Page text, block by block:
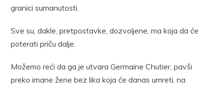
granici sumanutosti.
Sve su, dakle, pretpostavke, dozvoljene, ma koja da će
poterati priču dalje.
Možemo reći da ga je utvara Germaine Chutier, pavši
preko imane žene bez lika koja će danas umreti, na